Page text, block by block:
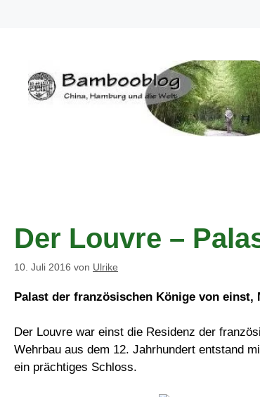
Der Louvre –
10. Juli 2016 von Ulrike
Palast der französischen Könige von einst,
Der Louvre war einst die Residenz der
Wehrbau aus dem 12. Jahrhundert entstand
ein prächtiges Schloss.